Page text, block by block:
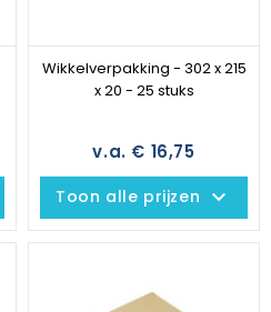
Wikkelverpakking - 302 x 215
x 20 - 25 stuks
v.a. € 16,75
Toon alle prijzen keyboard_arrow_down